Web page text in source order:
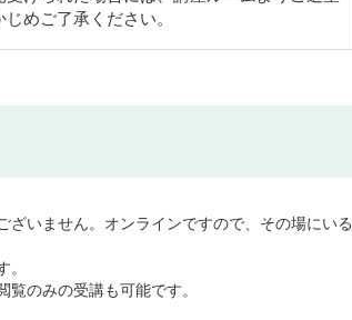
めご了承ください。
ざいません。オンラインですので、その場にいる
のみの受講も可能です。